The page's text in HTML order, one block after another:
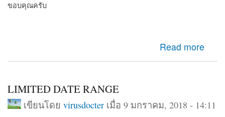
ขอบคุณครับ
Read more
LIMITED DATE RANGE
เขียนโดย virusdocterเมื่อ 9 มกราคม, 2018 - 14:11